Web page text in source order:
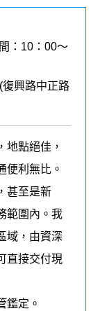
：10：00～
興路中正路
地點絕佳，
便利無比。
甚至是新
範圍內。我
域，由資深
直接交付現
鑑定。